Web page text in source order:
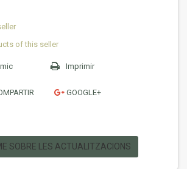
of this seller
Imprimir
GOOGLE+
SOBRE LES ACTUALITZACIONS